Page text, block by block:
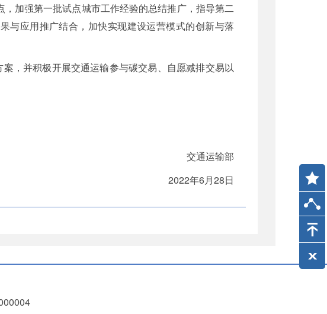
加强第一批试点城市工作经验的总结推广，指导第二
与应用推广结合，加快实现建设运营模式的创新与落
，并积极开展交通运输参与碳交易、自愿减排交易以
交通运输部
2022年6月28日